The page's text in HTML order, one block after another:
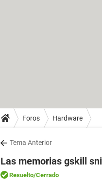
Foros Hardware
Tema Anterior
Las memorias gskill
Resuelto/Cerrado